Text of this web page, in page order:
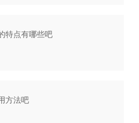
特点有哪些吧
方法吧